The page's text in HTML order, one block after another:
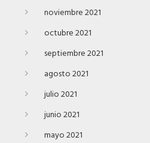
noviembre 2021
octubre 2021
septiembre 2021
agosto 2021
julio 2021
junio 2021
mayo 2021